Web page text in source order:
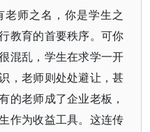
师之名，你是学生之
教育的首要秩序。可你
混乱，学生在求学一开
，老师则处处避让，甚
的老师成了企业老板，
作为收益工具。这连传